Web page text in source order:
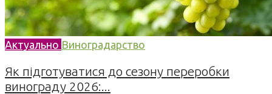
Актуально Виноградарство
Як підготуватися до сезону переробки
винограду 2026:...